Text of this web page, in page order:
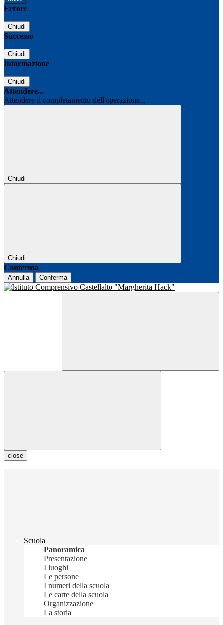
Errore
Chiudi
Successo
Chiudi
Informazione
Chiudi
Attendere...
Attendere il completamento dell'operazione...
Chiudi
Chiudi
Conferma
Annulla Conferma
close
Scuola
Panoramica
Presentazione
I luoghi
Le persone
I numeri della scuola
Le carte della scuola
Organizzazione
La storia